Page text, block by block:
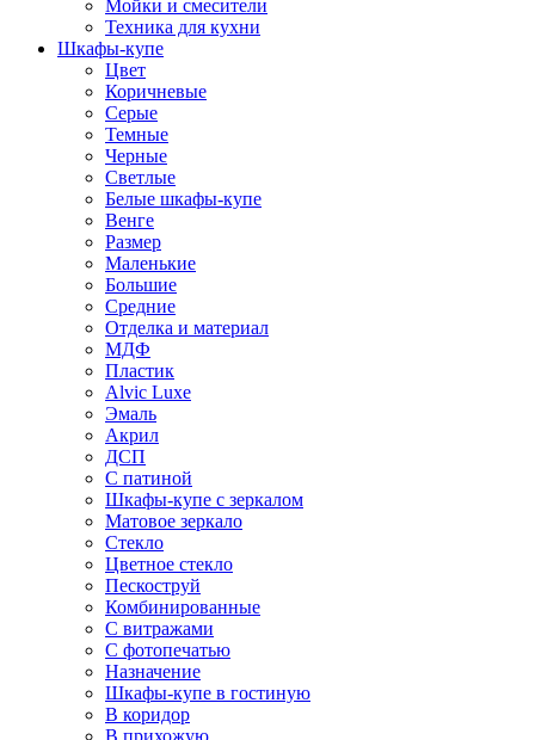
Мойки и смесители
Техника для кухни
Шкафы-купе
Цвет
Коричневые
Серые
Темные
Черные
Светлые
Белые шкафы-купе
Венге
Размер
Маленькие
Большие
Средние
Отделка и материал
МДФ
Пластик
Alvic Luxe
Эмаль
Акрил
ДСП
С патиной
Шкафы-купе с зеркалом
Матовое зеркало
Стекло
Цветное стекло
Пескоструй
Комбинированные
С витражами
С фотопечатью
Назначение
Шкафы-купе в гостиную
В коридор
В прихожую